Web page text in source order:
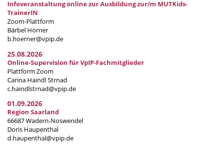
Infoveranstaltung online zur Ausbildung zur/m MUTKids-
TrainerIN
Zoom-Plattform
Bärbel Hörner
b.hoerner@vpip.de
25.08.2026
Online-Supervision für VpIP-Fachmitglieder
Plattform Zoom
Carina Haindl Strnad
c.haindlstrnad@vpip.de
01.09.2026
Region Saarland
66687 Wadern-Noswendel
Doris Haupenthal
d.haupenthal@vpip.de